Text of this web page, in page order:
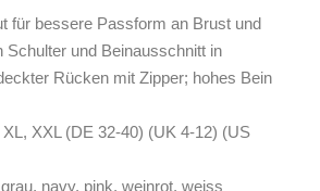
für bessere Passform an Brust und
Schulter und Beinausschnitt in
Rücken mit Zipper; hohes Bein
XXL (DE 32-40) (UK 4-12) (US
navy, pink, weinrot, weiss